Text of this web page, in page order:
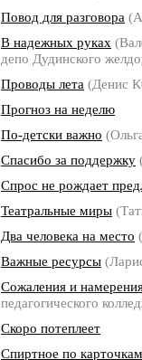
Повод для разговора
В надежных руках
депо Дудинского
Проводы лета (Денис
Прогноз на неделю
По-детски важно
Спасибо за поддержку
Спрос не рождает
Театральные миры
Два человека на место
Важные ресурсы
Сожаления и
педагогического
Скоро потеплеет
Спиртное по карточкам